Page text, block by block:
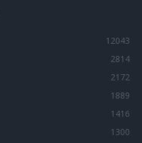
12043
2814
2172
1889
1416
1300